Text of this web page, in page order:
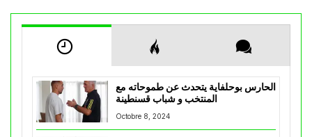
الحارس بوحلفاية يتحدث عن طموحاته مع
المنتخب و شباب قسنطينة
Octobre 8, 2024